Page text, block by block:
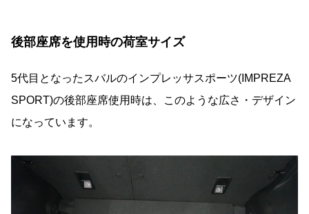
後部座席を使用時の荷室サイズ
5代目となったスバルのインプレッサスポーツ(IMPREZA
SPORT)の後部座席使用時は、このような広さ・デザイン
になっています。